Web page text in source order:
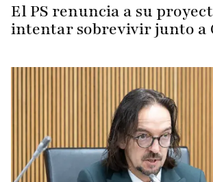
El PS renuncia a su
intentar sobrevivir junto a